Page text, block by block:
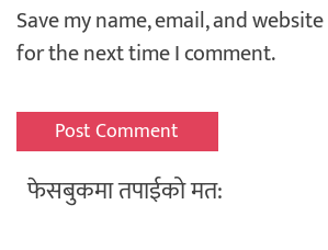
Save my name, email, and
for the next time I comment.
फेसबुकमा तपाईको मत: